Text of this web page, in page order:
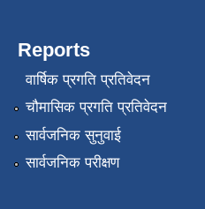
Reports
वार्षिक प्रगति प्रतिवेदन
चौमासिक प्रगति प्रतिवेदन
सार्वजनिक सुनुवाई
सार्वजनिक परीक्षण